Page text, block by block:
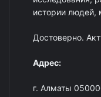
истории людей,
Достоверно.
Адрес:
г. Алматы